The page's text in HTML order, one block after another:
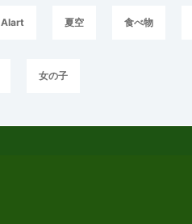
AIart 夏空 食べ物
女の子